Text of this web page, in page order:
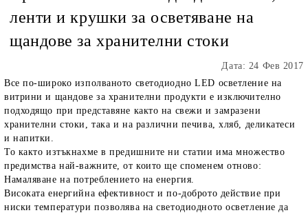
ленти и крушки за осветяване на
щандове за хранителни стоки
Дата: 24 Фев 2017
Все по-широко изполваното светодиодно LED осветление на
витрини и щандове за хранителни продукти е изключително
подходящо при представяне както на свежи и замразени
хранителни стоки, така и на различни печива, хляб, деликатеси
и напитки.
То както изтъкнахме в предишните ни статии има множество
предимства най-важните, от които ще споменем отново:
Намаляване на потреблението на енергия.
Високата енергийна ефективност и по-доброто действие при
ниски температури позволява на светодиодното осветление да